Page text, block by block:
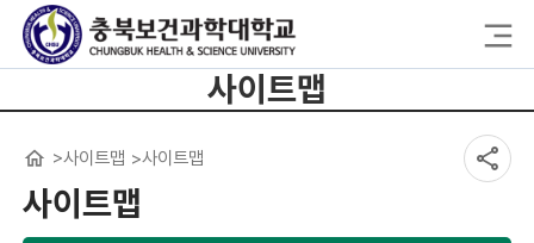
사이트맵
사이트맵 사이트맵
사이트맵